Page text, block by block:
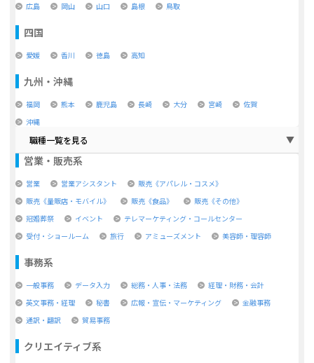
広島 岡山 山口 島根 鳥取
四国
愛媛 香川 徳島 高知
九州・沖縄
福岡 熊本 鹿児島 長崎 大分 宮崎
佐賀
沖縄
職種一覧を見る
営業・販売系
営業 営業アシスタント
販売《アパレル・コスメ》
販売《量販店・モバイル》
販売《食品》
販売《その他》
冠婚葬祭
イベント
テレマーケティング・コールセンター
受付・ショールーム
旅行 アミューズメント 美容師・理容師
事務系
一般事務 データ入力 総務・人事・法務
経理・財務・会計
英文事務・経理
秘書 広報・宣伝・マーケティング
金融事務
通訳・翻訳
貿易事務
クリエイティブ系